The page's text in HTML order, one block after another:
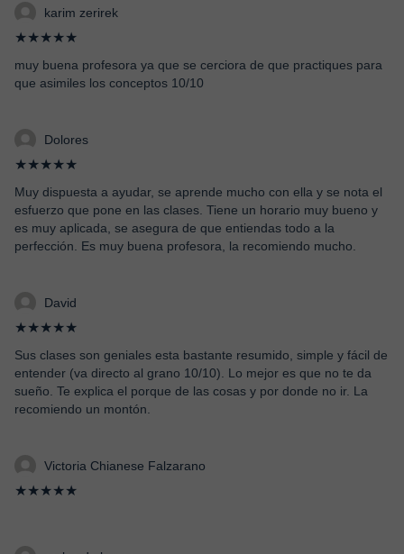
karim zerirek
★★★★★
muy buena profesora ya que se cerciora de que practiques para
que asimiles los conceptos 10/10
Dolores
★★★★★
Muy dispuesta a ayudar, se aprende mucho con ella y se nota el
esfuerzo que pone en las clases. Tiene un horario muy bueno y
es muy aplicada, se asegura de que entiendas todo a la
perfección. Es muy buena profesora, la recomiendo mucho.
David
★★★★★
Sus clases son geniales esta bastante resumido, simple y fácil de
entender (va directo al grano 10/10). Lo mejor es que no te da
sueño. Te explica el porque de las cosas y por donde no ir. La
recomiendo un montón.
Victoria Chianese Falzarano
★★★★★